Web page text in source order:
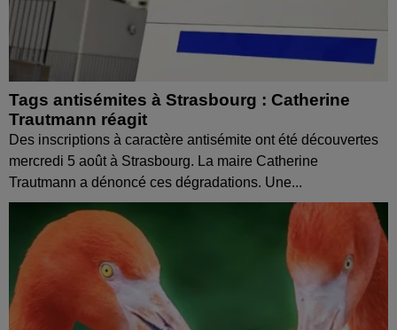
Tags antisémites à Strasbourg : Catherine
Trautmann réagit
Des inscriptions à caractère antisémite ont été découvertes
mercredi 5 août à Strasbourg. La maire Catherine
Trautmann a dénoncé ces dégradations. Une...